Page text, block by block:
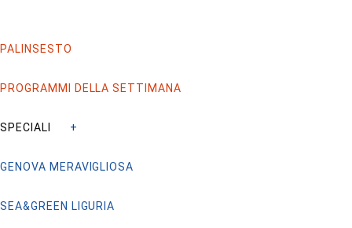
PALINSESTO
PROGRAMMI DELLA SETTIMANA
SPECIALI
GENOVA MERAVIGLIOSA
SEA&GREEN LIGURIA